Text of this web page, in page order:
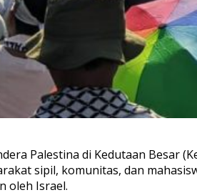
Palestina di Kedutaan Besar
sipil, komunitas, dan
oleh Israel.